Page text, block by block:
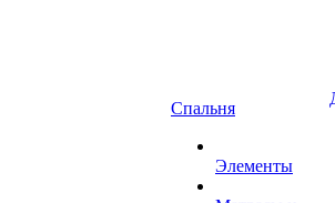
Спальня
Элементы